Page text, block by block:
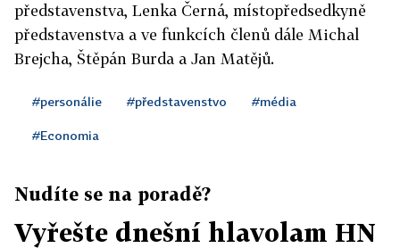
představenstva, Lenka Černá, místopředsedkyně
představenstva a ve funkcích členů dále Michal
Brejcha, Štěpán Burda a Jan Matějů.
#personálie #představenstvo #média
#Economia
Nudíte se na poradě?
Vyřešte dnešní hlavolam HN